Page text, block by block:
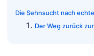
Die Sehnsucht nach
Der Weg zurück